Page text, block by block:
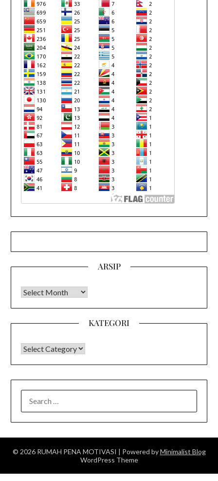
ARSIP
Arsip
KATEGORI
KATEGORI
FOR:
© 2026 RUMAH PENA MOTIVASI | Powered byMinimalist Blog
WordPress Theme